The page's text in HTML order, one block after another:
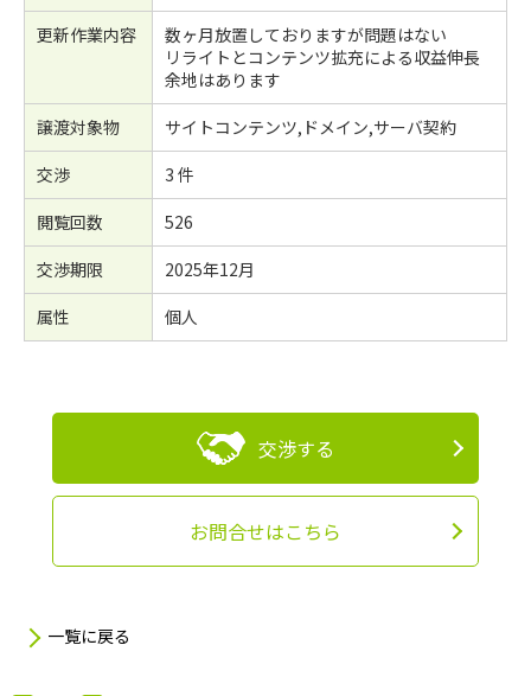
更新作業内容
数ヶ月放置しておりますが問題はない
リライトとコンテンツ拡充による収益伸長
余地はあります
譲渡対象物
サイトコンテンツ,ドメイン,サーバ契約
交渉
3 件
閲覧回数
526
交渉期限
2025年12月
属性
個人
交渉する
お問合せはこちら
一覧に戻る